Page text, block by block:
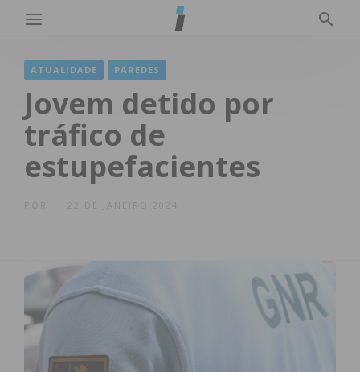
ATUALIDADE PAREDES
Jovem detido por
tráfico de
estupefacientes
22 DE JANEIRO 2024